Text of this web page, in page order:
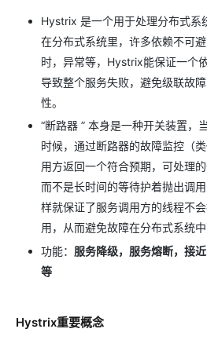
Hystrix 是一个用于处理分布式系
在分布式系统里，许多依赖不可
时，异常等，Hystrix能保证一个
导致整个服务失败，避免级联故
性。
“断路器 ” 本身是一种开关装置，
时候，通过断路器的故障监控（
用方返回一个符合预期，可处理
而不是长时间的等待护着抛出调
样就保证了服务调用方的线程不
用，从而避免故障在分布式系统
功能： 服务降级，服务熔断，接
等
Hystrix重要概念